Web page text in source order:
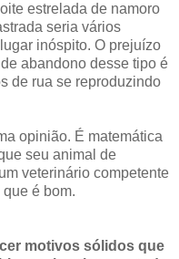
estrelada de namoro
seria vários
inóspito. O prejuízo
abandono desse tipo é
de rua se reproduzindo
opinião. É matemática
seu animal de
veterinário competente
é bom.
motivos sólidos que